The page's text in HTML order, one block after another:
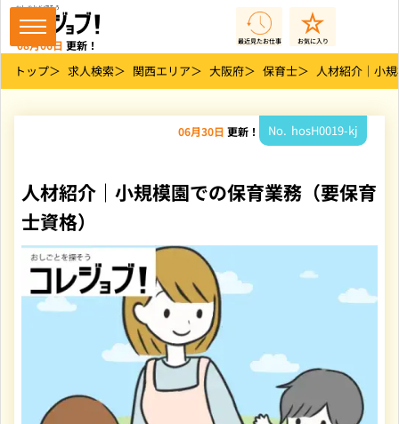
08月06日 更新！ 最近見たお仕事 お気に入り
トップ 求人検索 関西エリア 大阪府 保育士 人材紹介｜小
06月30日 更新！ hosH0019-kj
人材紹介｜小規模園での保育業務（要保育
士資格）
掲
載
画
像